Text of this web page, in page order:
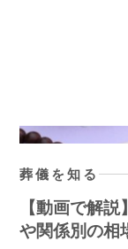
葬儀を知る
【動画で解
や関係別の相